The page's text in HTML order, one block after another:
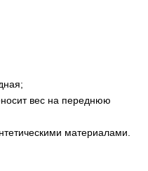
вес на переднюю
материалами.